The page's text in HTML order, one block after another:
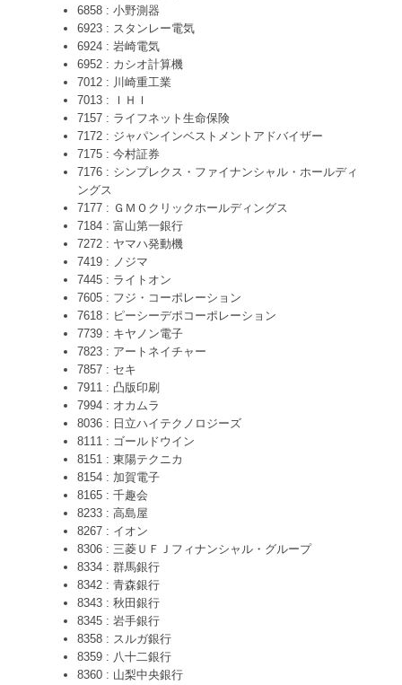
6858 : 小野測器
6923 : スタンレー電気
6924 : 岩崎電気
6952 : カシオ計算機
7012 : 川崎重工業
7013 : ＩＨＩ
7157 : ライフネット生命保険
7172 : ジャパンインベストメントアドバイザー
7175 : 今村証券
7176 : シンプレクス・ファイナンシャル・ホールディ
ングス
7177 : ＧＭＯクリックホールディングス
7184 : 富山第一銀行
7272 : ヤマハ発動機
7419 : ノジマ
7445 : ライトオン
7605 : フジ・コーポレーション
7618 : ピーシーデポコーポレーション
7739 : キヤノン電子
7823 : アートネイチャー
7857 : セキ
7911 : 凸版印刷
7994 : オカムラ
8036 : 日立ハイテクノロジーズ
8111 : ゴールドウイン
8151 : 東陽テクニカ
8154 : 加賀電子
8165 : 千趣会
8233 : 高島屋
8267 : イオン
8306 : 三菱ＵＦＪフィナンシャル・グループ
8334 : 群馬銀行
8342 : 青森銀行
8343 : 秋田銀行
8345 : 岩手銀行
8358 : スルガ銀行
8359 : 八十二銀行
8360 : 山梨中央銀行